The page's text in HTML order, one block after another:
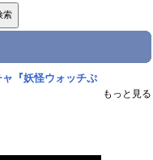
『妖怪ウォッチぷ
もっと見る